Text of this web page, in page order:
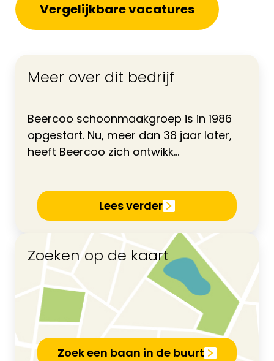
Vergelijkbare vacatures
Meer over dit bedrijf
Beercoo schoonmaakgroep is in 1986
opgestart. Nu, meer dan 38 jaar later,
heeft Beercoo zich ontwikk...
Lees verder
Zoeken op de kaart
Zoek een baan in de buurt